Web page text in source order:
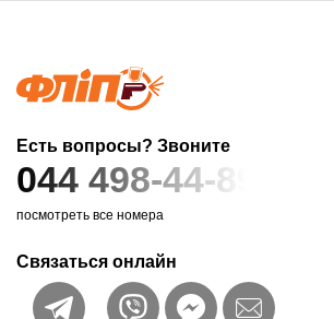
Есть вопросы? Звоните
044 498-44-89
посмотреть все номера
Связаться онлайн